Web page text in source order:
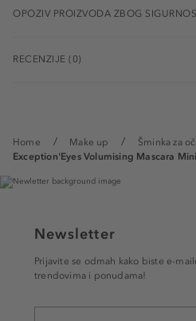
Home Make up Šminka za oči
Exception'Eyes Volumising Mascara Mini
OPOZIV PROIZVODA ZBOG
RECENZIJE (0)
Newsletter
Prijavite se odmah kako biste e-
trendovima i ponudama!